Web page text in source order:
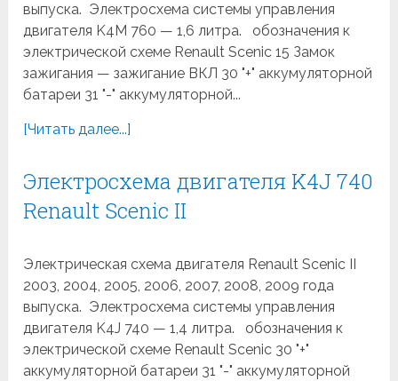
выпуска. Электросхема системы управления
двигателя K4M 760 — 1,6 литра. обозначения к
электрической схеме Renault Scenic 15 Замок
зажигания — зажигание ВКЛ 30 "+" аккумуляторной
батареи 31 "-" аккумуляторной...
[Читать далее...]
Электросхема двигателя K4J 740
Renault Scenic II
Электрическая схема двигателя Renault Scenic II
2003, 2004, 2005, 2006, 2007, 2008, 2009 года
выпуска. Электросхема системы управления
двигателя K4J 740 — 1,4 литра. обозначения к
электрической схеме Renault Scenic 30 "+"
аккумуляторной батареи 31 "-" аккумуляторной